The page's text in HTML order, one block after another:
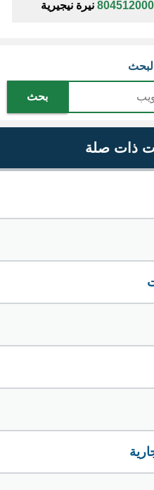
804512000 نيرة نيجيرية
بحث
ذات صلة